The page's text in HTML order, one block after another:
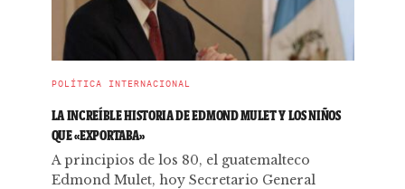
POLÍTICA INTERNACIONAL
LA INCREÍBLE HISTORIA DE EDMOND MULET Y LOS NIÑOS
QUE «EXPORTABA»
A principios de los 80, el guatemalteco
Edmond Mulet, hoy Secretario General